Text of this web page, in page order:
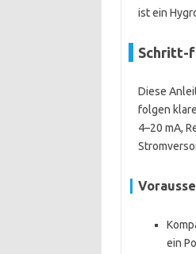
ist ein
Schritt-
Diese
folgen
4–20 mA,
ein